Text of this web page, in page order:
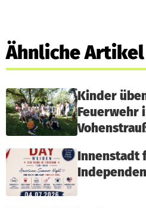
Ähnliche Artikel
Kinder
Feuerwehr
Innenstadt